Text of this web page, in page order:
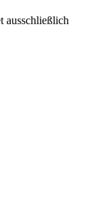
ausschließlich